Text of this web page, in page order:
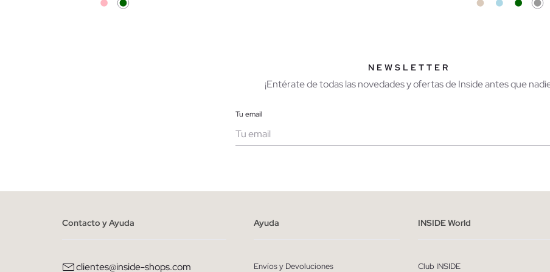
AÑADIR A MI CESTA AÑADIR A MI CESTA
NEWSLETTER
¡Entérate de todas las novedades y ofertas de Inside antes que
Tu email
Contacto y Ayuda
clientes@inside-shops.com
Ayuda
Envíos y Devoluciones
INSIDE World
Club INSIDE